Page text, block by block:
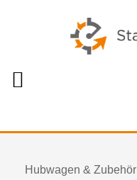
Hubwagen & Zubehör